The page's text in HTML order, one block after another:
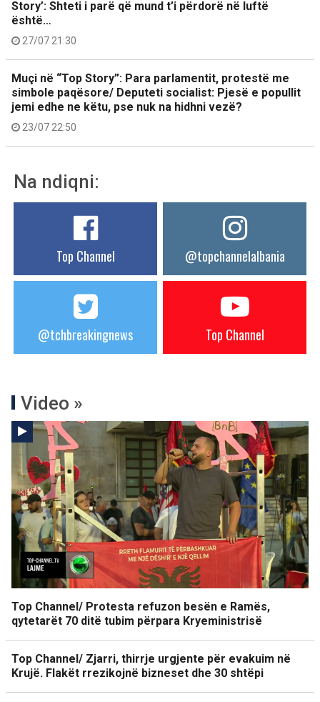
Story’: Shteti i parë që mund t’i përdorë në luftë
është…
27/07 21:30
Muçi në “Top Story”: Para parlamentit, protestë me
simbole paqësore/ Deputeti socialist: Pjesë e popullit
jemi edhe ne këtu, pse nuk na hidhni vezë?
23/07 22:50
Na ndiqni:
Top Channel @topchannelalbania
@tchbreakingnews Top Channel
Video »
Top Channel/ Protesta refuzon besën e Ramës,
qytetarët 70 ditë tubim përpara Kryeministrisë
Top Channel/ Zjarri, thirrje urgjente për evakuim në
Krujë. Flakët rrezikojnë bizneset dhe 30 shtëpi